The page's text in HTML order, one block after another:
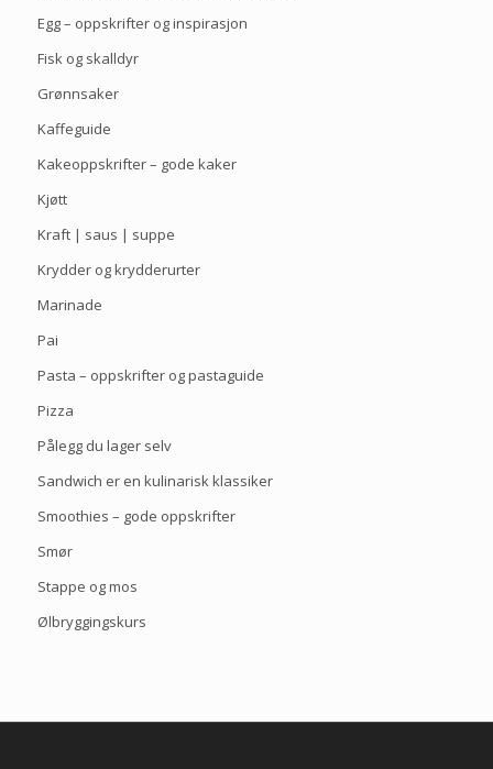
Egg – oppskrifter og inspirasjon
Fisk og skalldyr
Grønnsaker
Kaffeguide
Kakeoppskrifter – gode kaker
Kjøtt
Kraft | saus | suppe
Krydder og krydderurter
Marinade
Pai
Pasta – oppskrifter og pastaguide
Pizza
Pålegg du lager selv
Sandwich er en kulinarisk klassiker
Smoothies – gode oppskrifter
Smør
Stappe og mos
Ølbryggingskurs